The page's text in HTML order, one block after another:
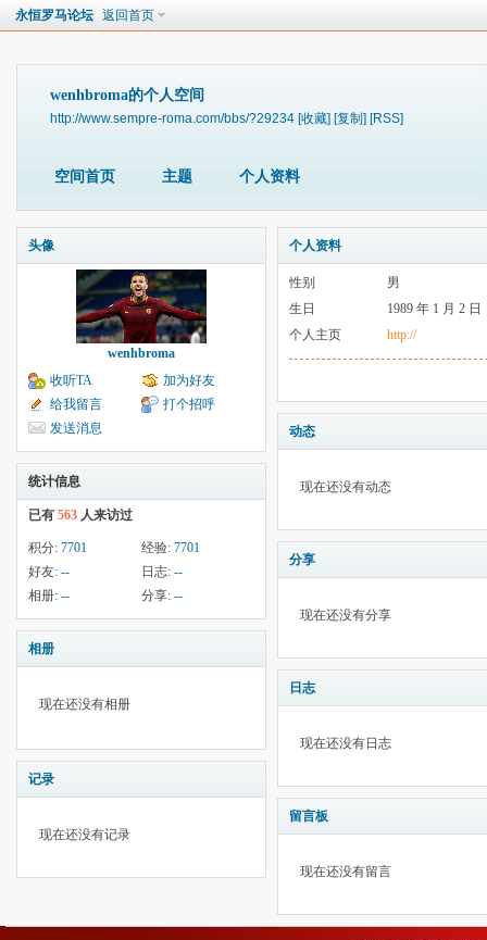
永恒罗马论坛 返回首页
wenhbroma的个人空间
http://www.sempre-roma.com/bbs/?29234 [收藏] [复制] [RSS]
空间首页 主题 个人资料
头像
wenhbroma
收听TA
加为好友
给我留言
打个招呼
发送消息
统计信息
已有 563 人来访过
积分: 7701 经验: 7701
好友: -- 日志: --
相册: -- 分享: --
相册
现在还没有相册
记录
现在还没有记录
个人资料
性别
男
生日
1989 年 1 月 2 日
个人主页
http://
动态
现在还没有动态
分享
现在还没有分享
日志
现在还没有日志
留言板
现在还没有留言